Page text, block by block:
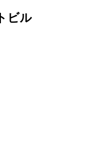
ビル